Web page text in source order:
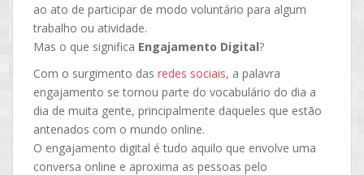
ao ato de participar de modo voluntário para algum
trabalho ou atividade.
Mas o que significa Engajamento Digital?
Com o surgimento das redes sociais, a palavra
engajamento se tornou parte do vocabulário do dia a
dia de muita gente, principalmente daqueles que estão
antenados com o mundo online.
O engajamento digital é tudo aquilo que envolve uma
conversa online e aproxima as pessoas pelo